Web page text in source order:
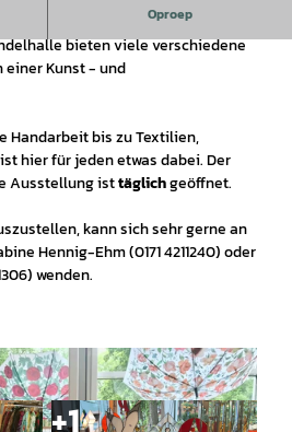
Oproep
in der Wandelhalle
bieten viele verschiedene
einer Kunst - und
Handarbeit bis zu Textilien,
hier für jeden etwas dabei. Der
Ausstellung isttäglichgeöffnet.
kann sich sehr gerne an
Hennig-Ehm (0171 4211240) oder
wenden.